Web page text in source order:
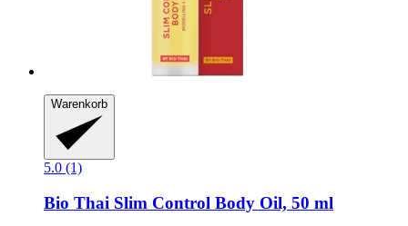
Warenkorb
5.0 (1)
Bio Thai Slim Control Body Oil, 50 ml